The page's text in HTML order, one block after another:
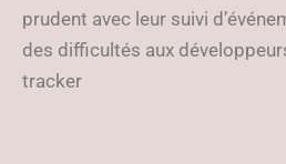
prudent avec leur suivi
des difficultés aux
tracker